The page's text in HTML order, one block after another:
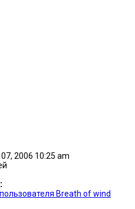
2006 10:25 am
Breath of wind